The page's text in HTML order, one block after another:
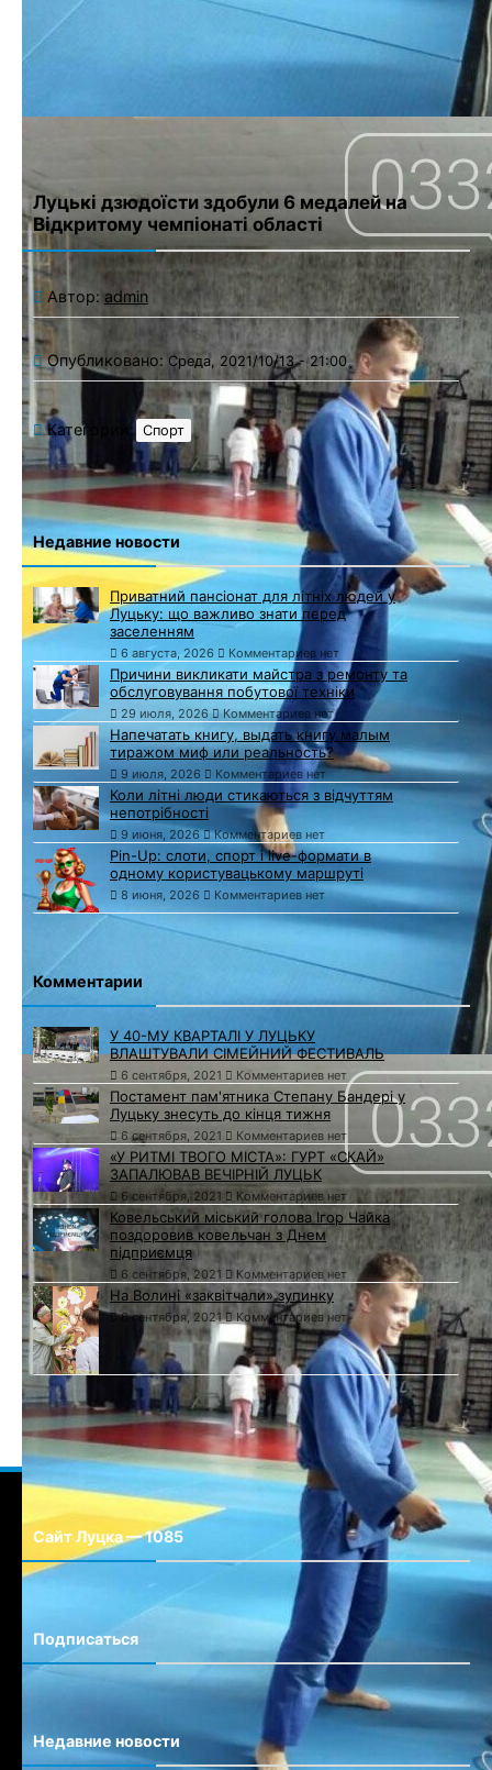
Сохранить моё имя, email и адрес сайта в этом браузере для
Луцькі дзюдоїсти здобули 6 медалей на
Відкритому чемпіонаті області
Автор: admin
Опубликовано: Среда, 2021/10/13 - 21:00
Категории: Спорт
Недавние новости
Приватний пансіонат для літніх людей у
Луцьку: що важливо знати перед
заселенням
6 августа, 2026 Комментариев нет
Причини викликати майстра з ремонту та
обслуговування побутової техніки
29 июля, 2026 Комментариев нет
Напечатать книгу, выдать книгу малым
тиражом миф или реальность?
9 июля, 2026 Комментариев нет
Коли літні люди стикаються з відчуттям
непотрібності
9 июня, 2026 Комментариев нет
Pin-Up: слоти, спорт і live-формати в
одному користувацькому маршруті
8 июня, 2026 Комментариев нет
Комментарии
У 40-МУ КВАРТАЛІ У ЛУЦЬКУ
ВЛАШТУВАЛИ СІМЕЙНИЙ ФЕСТИВАЛЬ
6 сентября, 2021 Комментариев нет
Постамент пам'ятника Степану Бандері у
Луцьку знесуть до кінця тижня
6 сентября, 2021 Комментариев нет
«У РИТМІ ТВОГО МІСТА»: ГУРТ «СКАЙ»
ЗАПАЛЮВАВ ВЕЧІРНІЙ ЛУЦЬК
6 сентября, 2021 Комментариев нет
Ковельський міський голова Ігор Чайка
поздоровив ковельчан з Днем
підприємця
6 сентября, 2021 Комментариев нет
На Волині «заквітчали» зупинку
6 сентября, 2021 Комментариев нет
Сайт Луцка — 1085
Подписаться
Недавние новости